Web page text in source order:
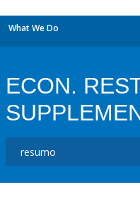
What We Do
ECON.